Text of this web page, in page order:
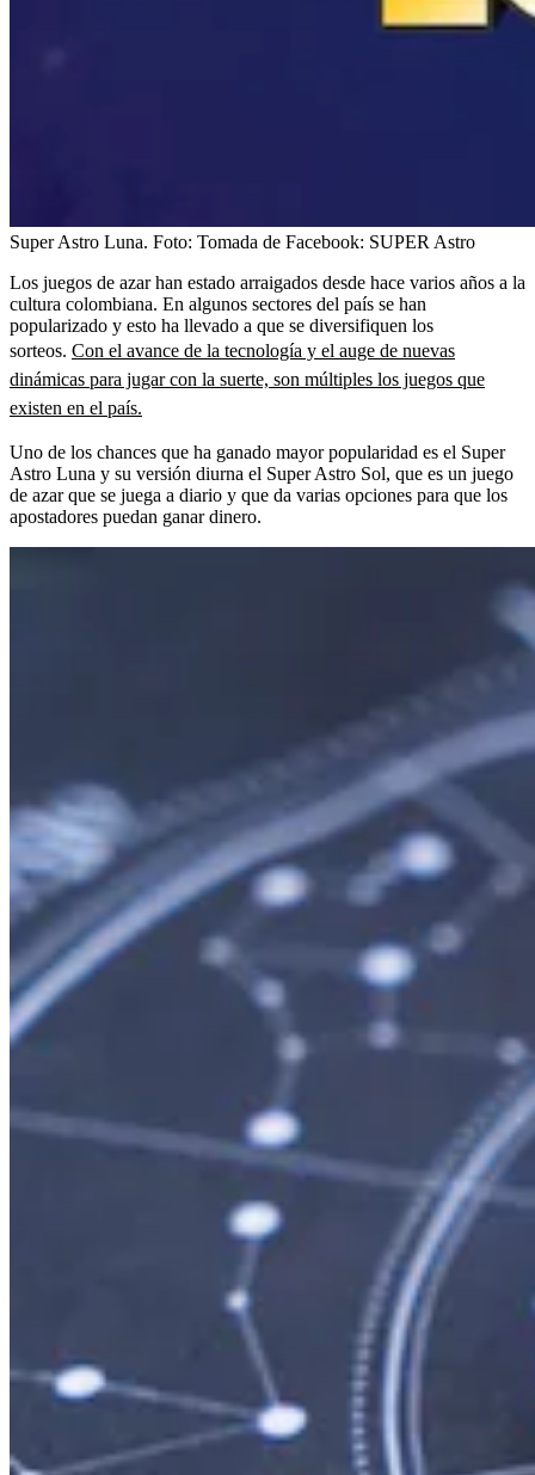
Super Astro Luna. Foto: Tomada de Facebook: SUPER Astro
Los juegos de azar han estado arraigados desde hace varios años a la
cultura colombiana. En algunos sectores del país se han
popularizado y esto ha llevado a que se diversifiquen los
sorteos. Con el avance de la tecnología y el auge de nuevas
dinámicas para jugar con la suerte, son múltiples los juegos que
existen en el país.
Uno de los chances que ha ganado mayor popularidad es el Super
Astro Luna y su versión diurna el Super Astro Sol, que es un juego
de azar que se juega a diario y que da varias opciones para que los
apostadores puedan ganar dinero.